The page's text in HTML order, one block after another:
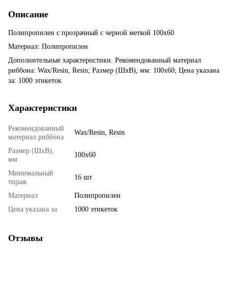
Описание
Полипропилен с прозрачный с черной меткой 100х60
Материал: Полипропилен
Дополнительные характеристики. Рекомендованный материал
риббона: Wax/Resin, Resin; Размер (ШхВ), мм: 100х60; Цена указана
за: 1000 этикеток
Характеристики
Рекомендованный
материал риббона
Wax/Resin, Resin
Размер (ШхВ),
мм
100х60
Минимальный
тираж
16 шт
Материал
Полипропилен
Цена указана за
1000 этикеток
Отзывы